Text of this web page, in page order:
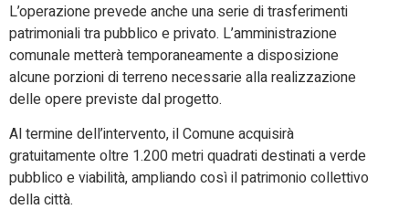
L’operazione prevede anche una serie di trasferimenti
patrimoniali tra pubblico e privato. L’amministrazione
comunale metterà temporaneamente a disposizione
alcune porzioni di terreno necessarie alla realizzazione
delle opere previste dal progetto.
Al termine dell’intervento, il Comune acquisirà
gratuitamente oltre 1.200 metri quadrati destinati a verde
pubblico e viabilità, ampliando così il patrimonio collettivo
della città.